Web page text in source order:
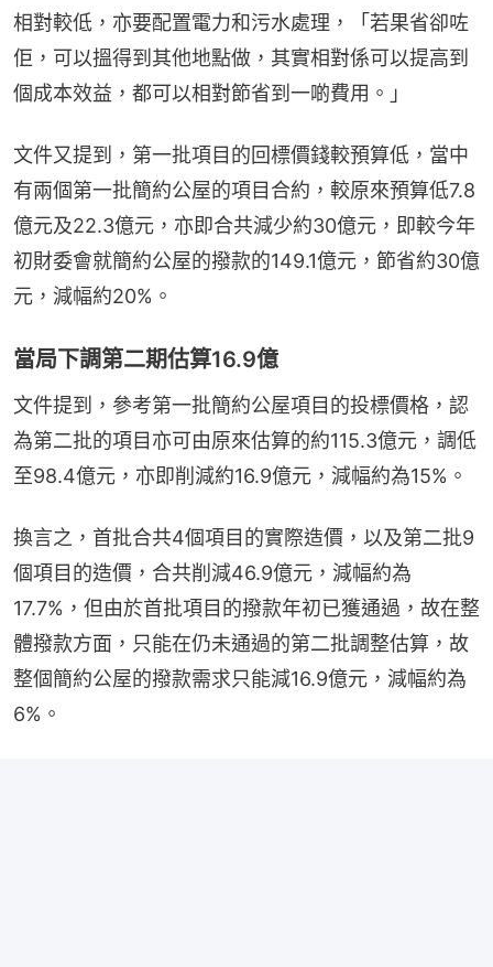
相對較低，亦要配置電力和污水處理，「若果省卻咗
佢，可以搵得到其他地點做，其實相對係可以提高到
個成本效益，都可以相對節省到一啲費用。」
文件又提到，第一批項目的回標價錢較預算低，當中
有兩個第一批簡約公屋的項目合約，較原來預算低7.8
億元及22.3億元，亦即合共減少約30億元，即較今年
初財委會就簡約公屋的撥款的149.1億元，節省約30億
元，減幅約20%。
當局下調第二期估算16.9億
文件提到，參考第一批簡約公屋項目的投標價格，認
為第二批的項目亦可由原來估算的約115.3億元，調低
至98.4億元，亦即削減約16.9億元，減幅約為15%。
換言之，首批合共4個項目的實際造價，以及第二批9
個項目的造價，合共削減46.9億元，減幅約為
17.7%，但由於首批項目的撥款年初已獲通過，故在整
體撥款方面，只能在仍未通過的第二批調整估算，故
整個簡約公屋的撥款需求只能減16.9億元，減幅約為
6%。